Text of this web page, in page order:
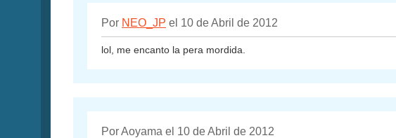
Por NEO_JP el 10 de Abril de 2012
lol, me encanto la pera mordida.
Por Aoyama el 10 de Abril de 2012